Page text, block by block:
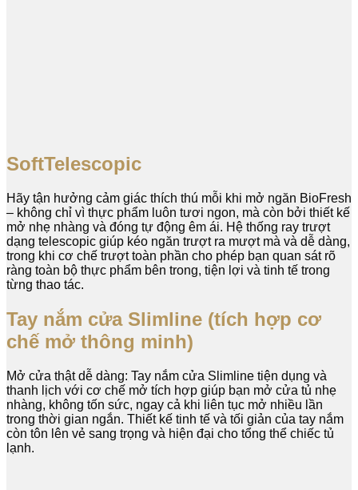
SoftTelescopic
Hãy tận hưởng cảm giác thích thú mỗi khi mở ngăn BioFresh
– không chỉ vì thực phẩm luôn tươi ngon, mà còn bởi thiết kế
mở nhẹ nhàng và đóng tự động êm ái. Hệ thống ray trượt
dạng telescopic giúp kéo ngăn trượt ra mượt mà và dễ dàng,
trong khi cơ chế trượt toàn phần cho phép bạn quan sát rõ
ràng toàn bộ thực phẩm bên trong, tiện lợi và tinh tế trong
từng thao tác.
Tay nắm cửa Slimline (tích hợp cơ
chế mở thông minh)
Mở cửa thật dễ dàng: Tay nắm cửa Slimline tiện dụng và
thanh lịch với cơ chế mở tích hợp giúp bạn mở cửa tủ nhẹ
nhàng, không tốn sức, ngay cả khi liên tục mở nhiều lần
trong thời gian ngắn. Thiết kế tinh tế và tối giản của tay nắm
còn tôn lên vẻ sang trọng và hiện đại cho tổng thể chiếc tủ
lạnh.